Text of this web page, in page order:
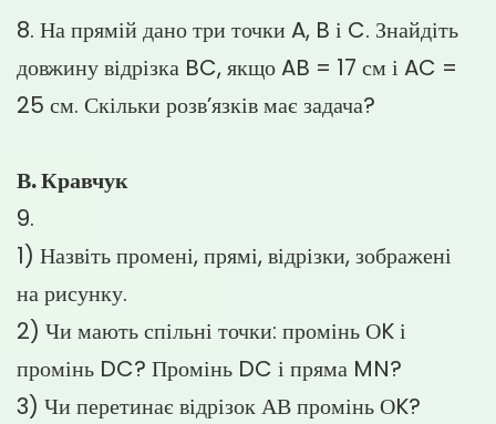
8. На прямій дано три точки A, B і C. Знайдіть
довжину відрізка BC, якщо AB = 17 см і AC =
25 см. Скільки розв’язків має задача?
В. Кравчук
9.
1) Назвіть промені, прямі, відрізки, зображені
на рисунку.
2) Чи мають спільні точки: промінь ОK і
промінь DC? Промінь DC і пряма MN?
3) Чи перетинає відрізок АВ промінь ОK?